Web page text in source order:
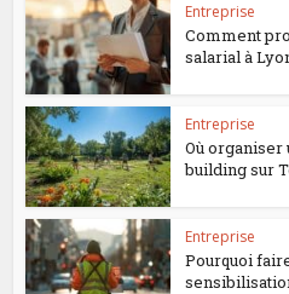
Entreprise
Comment
salarial à
Entreprise
Où organiser
building sur
Entreprise
Pourquoi